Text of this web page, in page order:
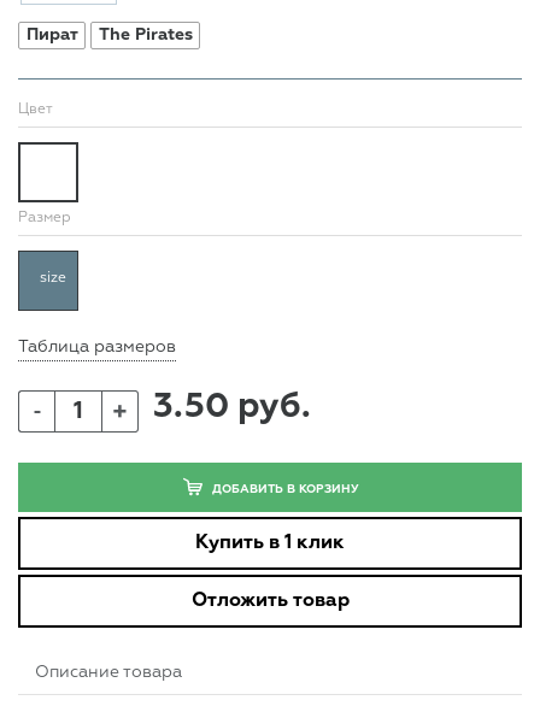
Пират The Pirates
Цвет
Размер
size
Таблица размеров
- + 3.50 руб.
ДОБАВИТЬ В КОРЗИНУ
Купить в 1 клик
Отложить товар
Описание товара